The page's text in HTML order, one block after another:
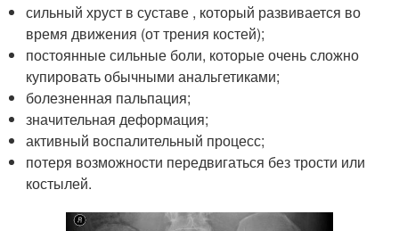
сильный хруст в суставе , который развивается во
время движения (от трения костей);
постоянные сильные боли, которые очень сложно
купировать обычными анальгетиками;
болезненная пальпация;
значительная деформация;
активный воспалительный процесс;
потеря возможности передвигаться без трости или
костылей.